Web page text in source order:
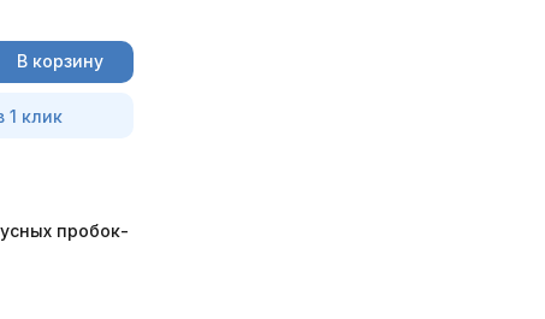
В корзину
1 клик
пробок-